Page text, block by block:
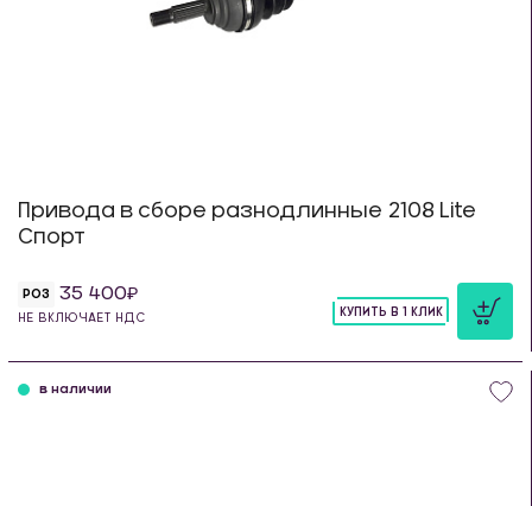
Привода в сборе разнодлинные 2108 Lite
Спорт
РОЗ 35 400
НЕ ВКЛЮЧАЕТ НДС
КУПИТЬ В 1 КЛИК
в наличии